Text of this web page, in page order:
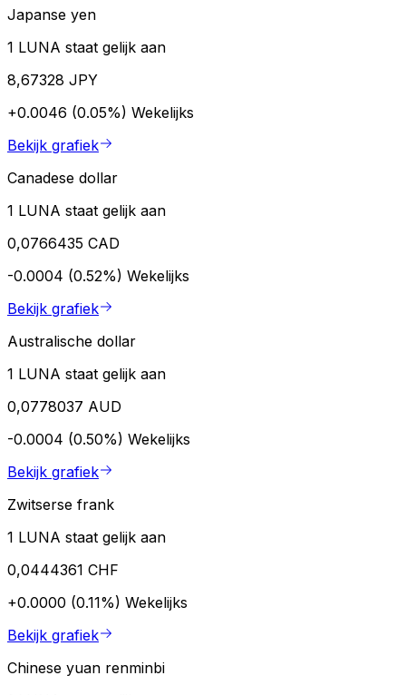
Japanse yen
1 LUNA staat gelijk aan
8,67328 JPY
+0.0046 (0.05%) Wekelijks
Bekijk grafiek
Canadese dollar
1 LUNA staat gelijk aan
0,0766435 CAD
-0.0004 (0.52%) Wekelijks
Bekijk grafiek
Australische dollar
1 LUNA staat gelijk aan
0,0778037 AUD
-0.0004 (0.50%) Wekelijks
Bekijk grafiek
Zwitserse frank
1 LUNA staat gelijk aan
0,0444361 CHF
+0.0000 (0.11%) Wekelijks
Bekijk grafiek
Chinese yuan renminbi